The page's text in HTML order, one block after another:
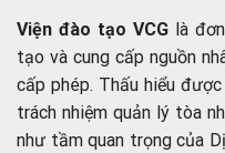
Viện đào tạo VCG là
tạo và cung cấp nguồn
cấp phép. Thấu hiểu được
trách nhiệm quản lý tòa
như tầm quan trọng của